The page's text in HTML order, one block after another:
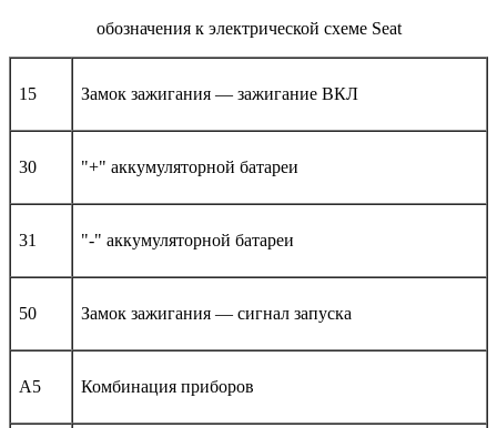
обозначения к электрической схеме Seat
15 Замок зажигания — зажигание ВКЛ
30 "+" аккумуляторной батареи
31 "-" аккумуляторной батареи
50 Замок зажигания — сигнал запуска
A5 Комбинация приборов